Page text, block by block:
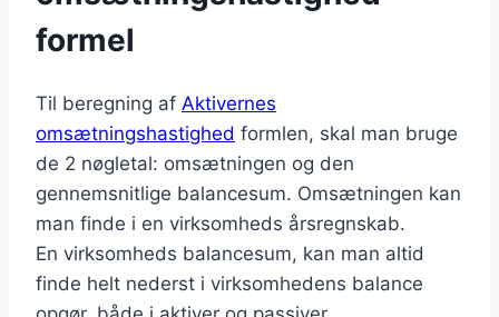
formel
Til beregning af Aktivernes
omsætningshastighed formlen, skal man bruge
de 2 nøgletal: omsætningen og den
gennemsnitlige balancesum. Omsætningen kan
man finde i en virksomheds årsregnskab.
En virksomheds balancesum, kan man altid
finde helt nederst i virksomhedens balance